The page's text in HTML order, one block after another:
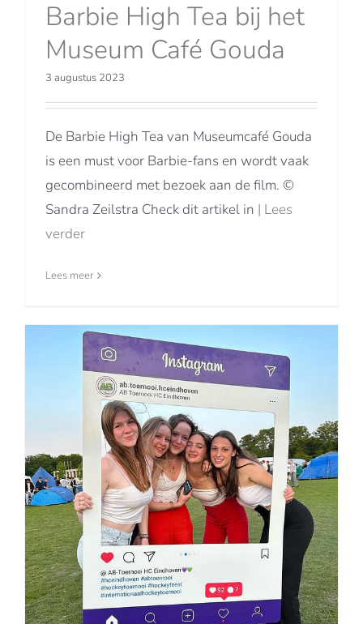
Barbie High Tea bij het
Museum Café Gouda
3 augustus 2023
De Barbie High Tea van Museumcafé Gouda
is een must voor Barbie-fans en wordt vaak
gecombineerd met bezoek aan de film. ©
Sandra Zeilstra Check dit artikel in | Lees
verder
Lees meer